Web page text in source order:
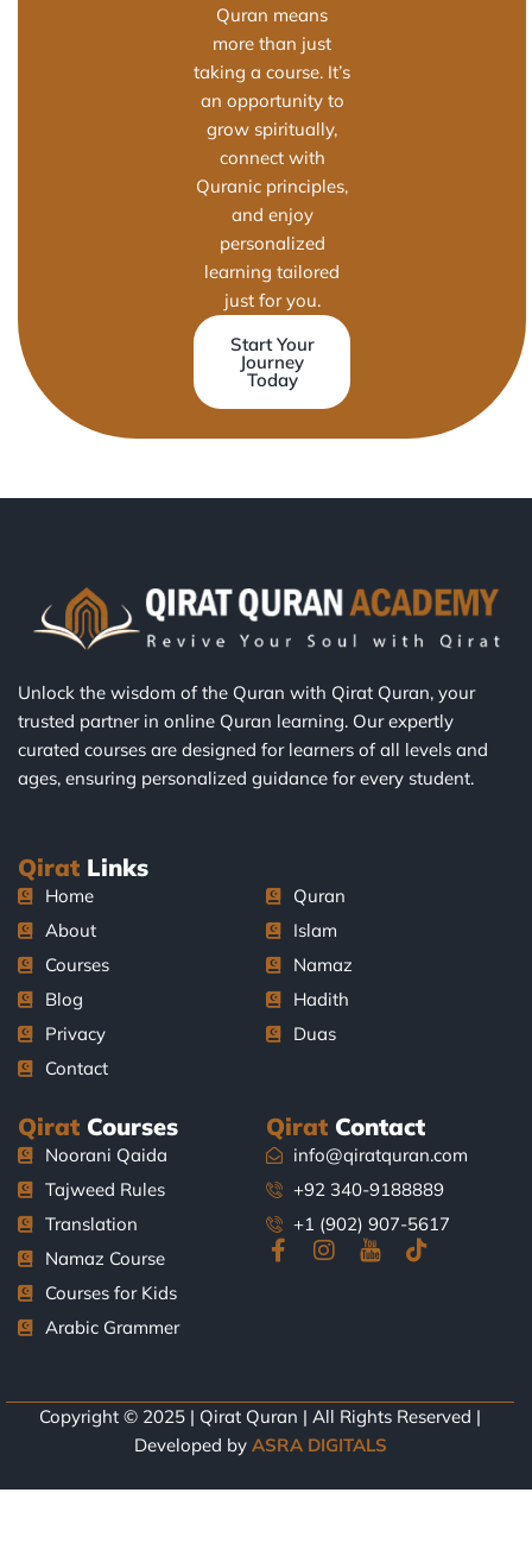
Quran means
more than just
taking a course. It’s
an opportunity to
grow spiritually,
connect with
Quranic principles,
and enjoy
personalized
learning tailored
just for you.
Start Your
Journey
Today
Unlock the wisdom of the Quran with Qirat Quran, your
trusted partner in online Quran learning. Our expertly
curated courses are designed for learners of all levels and
ages, ensuring personalized guidance for every student.
Qirat Links
Home
About
Courses
Blog
Privacy
Contact
Quran
Islam
Namaz
Hadith
Duas
Qirat Courses
Noorani Qaida
Tajweed Rules
Translation
Namaz Course
Courses for Kids
Arabic Grammer
Qirat Contact
info@qiratquran.com
+92 340-9188889
+1 (902) 907-5617
F
k
-
I
a
m
J
t
u
e
T
Copyright © 2025 | Qirat Quran | All Rights Reserved |
Developed by ASRA DIGITALS